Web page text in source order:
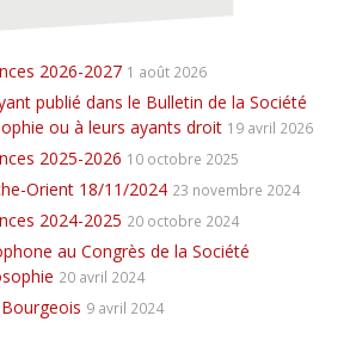
2026-2027 1 août 2026
publié dans le Bulletin de la Société
ou à leurs ayants droit 19 avril 2026
2025-2026 10 octobre 2025
Orient 18/11/2024 23 novembre 2024
2024-2025 20 octobre 2024
au Congrès de la Société
20 avril 2024
9 avril 2024